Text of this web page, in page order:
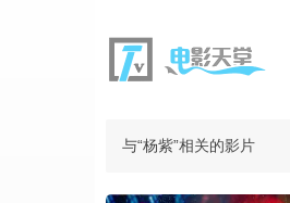
与“杨紫”相关的影片